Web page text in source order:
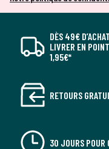
DÈS 49€
LIVRER EN
1,95€*
RETOURS
30 JOURS POUR